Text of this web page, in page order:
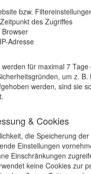
bzw.
des Zugriffes
Adresse
werden für maximal 7
um z.
werden, sind sie
& Cookies
die Speicherung
Einstellungen
Einschränkungen
keine Cookies zur